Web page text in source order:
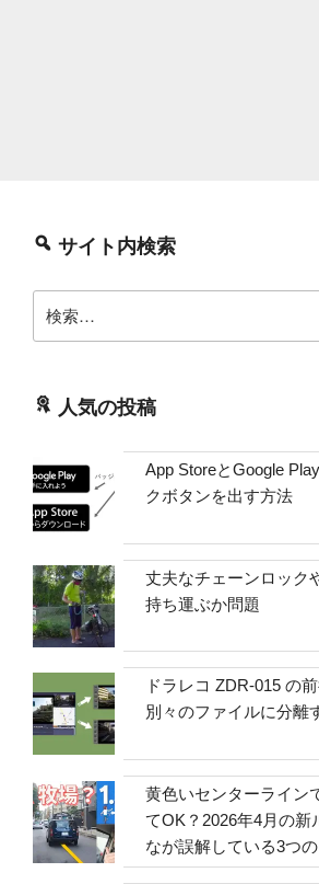
サイト内検索
索:
人気の投稿
App StoreとGoogle
クボタンを出す方法
丈夫なチェーンロック
持ち運ぶか問題
ドラレコ ZDR-015 の
別々のファイルに分離
黄色いセンターライン
てOK？2026年4月の新
なが誤解している3つの